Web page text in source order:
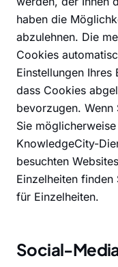
haben die
abzulehnen. Die
Cookies
Einstellungen
dass Cookies
bevorzugen. Wenn
Sie
KnowledgeCity-
besuchten
Einzelheiten finden
für Einzelheiten.
Social-